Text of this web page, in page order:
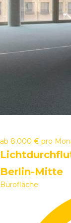
ab 8.000 € pro
Berlin-Mitte
Bürofläche